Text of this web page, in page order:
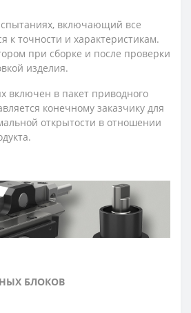
включающий все
к точности и характеристикам.
при сборке и после проверки
изделия.
включен в пакет приводного
конечному заказчику для
открытости в отношении
БЛОКОВ